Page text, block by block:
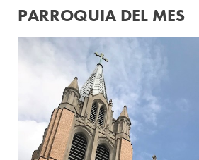
PARROQUIA DEL MES